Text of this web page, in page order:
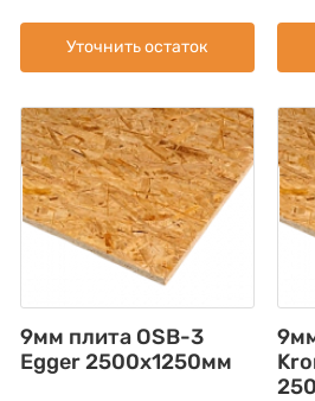
Уточнить остаток
9мм плита OSB-3
Egger 2500х1250мм